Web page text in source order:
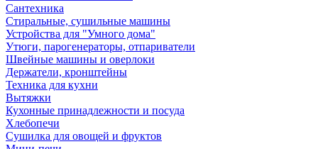
Сантехника
Стиральные, сушильные машины
Устройства для "Умного дома"
Утюги, парогенераторы, отпариватели
Швейные машины и оверлоки
Держатели, кронштейны
Техника для кухни
Вытяжки
Кухонные принадлежности и посуда
Хлебопечи
Сушилка для овощей и фруктов